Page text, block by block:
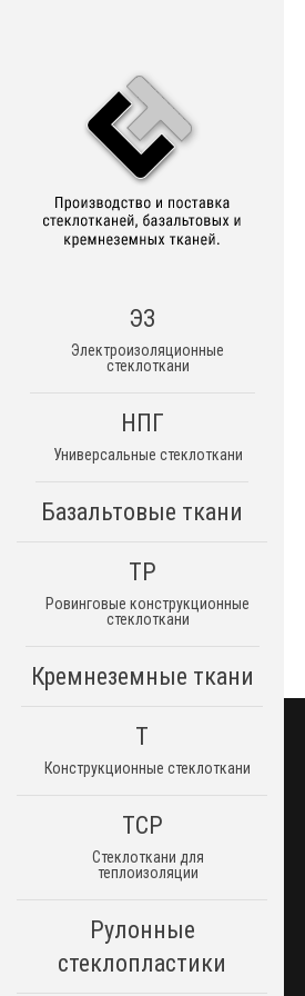
ЭЗ
Электроизоляционные
стеклоткани
НПГ
Универсальные стеклоткани
Базальтовые ткани
ТР
Ровинговые конструкционные
стеклоткани
Кремнеземные ткани
Т
Конструкционные стеклоткани
ТСР
Стеклоткани для
теплоизоляции
Рулонные
стеклопластики